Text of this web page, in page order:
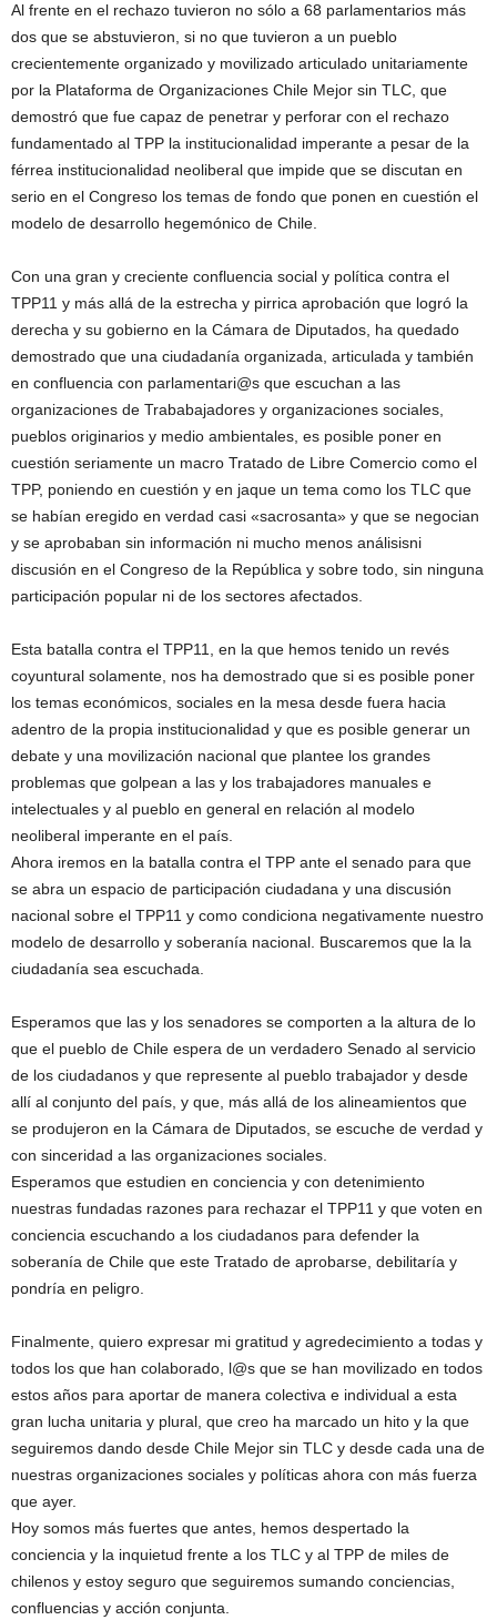
Al frente en el rechazo tuvieron no sólo a 68 parlamentarios más
dos que se abstuvieron, si no que tuvieron a un pueblo
crecientemente organizado y movilizado articulado unitariamente
por la Plataforma de Organizaciones Chile Mejor sin TLC, que
demostró que fue capaz de penetrar y perforar con el rechazo
fundamentado al TPP la institucionalidad imperante a pesar de la
férrea institucionalidad neoliberal que impide que se discutan en
serio en el Congreso los temas de fondo que ponen en cuestión el
modelo de desarrollo hegemónico de Chile.
Con una gran y creciente confluencia social y política contra el
TPP11 y más allá de la estrecha y pirrica aprobación que logró la
derecha y su gobierno en la Cámara de Diputados, ha quedado
demostrado que una ciudadanía organizada, articulada y también
en confluencia con parlamentari@s que escuchan a las
organizaciones de Trababajadores y organizaciones sociales,
pueblos originarios y medio ambientales, es posible poner en
cuestión seriamente un macro Tratado de Libre Comercio como el
TPP, poniendo en cuestión y en jaque un tema como los TLC que
se habían eregido en verdad casi «sacrosanta» y que se negocian
y se aprobaban sin información ni mucho menos análisisni
discusión en el Congreso de la República y sobre todo, sin ninguna
participación popular ni de los sectores afectados.
Esta batalla contra el TPP11, en la que hemos tenido un revés
coyuntural solamente, nos ha demostrado que si es posible poner
los temas económicos, sociales en la mesa desde fuera hacia
adentro de la propia institucionalidad y que es posible generar un
debate y una movilización nacional que plantee los grandes
problemas que golpean a las y los trabajadores manuales e
intelectuales y al pueblo en general en relación al modelo
neoliberal imperante en el país.
Ahora iremos en la batalla contra el TPP ante el senado para que
se abra un espacio de participación ciudadana y una discusión
nacional sobre el TPP11 y como condiciona negativamente nuestro
modelo de desarrollo y soberanía nacional. Buscaremos que la la
ciudadanía sea escuchada.
Esperamos que las y los senadores se comporten a la altura de lo
que el pueblo de Chile espera de un verdadero Senado al servicio
de los ciudadanos y que represente al pueblo trabajador y desde
allí al conjunto del país, y que, más allá de los alineamientos que
se produjeron en la Cámara de Diputados, se escuche de verdad y
con sinceridad a las organizaciones sociales.
Esperamos que estudien en conciencia y con detenimiento
nuestras fundadas razones para rechazar el TPP11 y que voten en
conciencia escuchando a los ciudadanos para defender la
soberanía de Chile que este Tratado de aprobarse, debilitaría y
pondría en peligro.
Finalmente, quiero expresar mi gratitud y agredecimiento a todas y
todos los que han colaborado, l@s que se han movilizado en todos
estos años para aportar de manera colectiva e individual a esta
gran lucha unitaria y plural, que creo ha marcado un hito y la que
seguiremos dando desde Chile Mejor sin TLC y desde cada una de
nuestras organizaciones sociales y políticas ahora con más fuerza
que ayer.
Hoy somos más fuertes que antes, hemos despertado la
conciencia y la inquietud frente a los TLC y al TPP de miles de
chilenos y estoy seguro que seguiremos sumando conciencias,
confluencias y acción conjunta.